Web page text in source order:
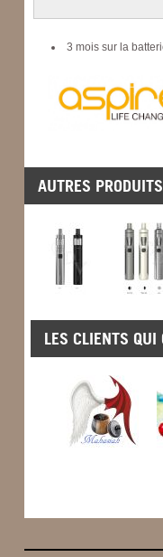
3 mois sur la
AUTRES
LES CLIENTS QUI